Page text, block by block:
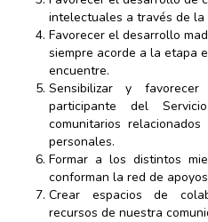
intelectuales a través de la
Favorecer el desarrollo
siempre acorde a la etapa
encuentre.
Sensibilizar y
participante del
comunitarios
personales.
Formar a los distintos
conforman la red de
Crear espacios de
recursos de nuestra